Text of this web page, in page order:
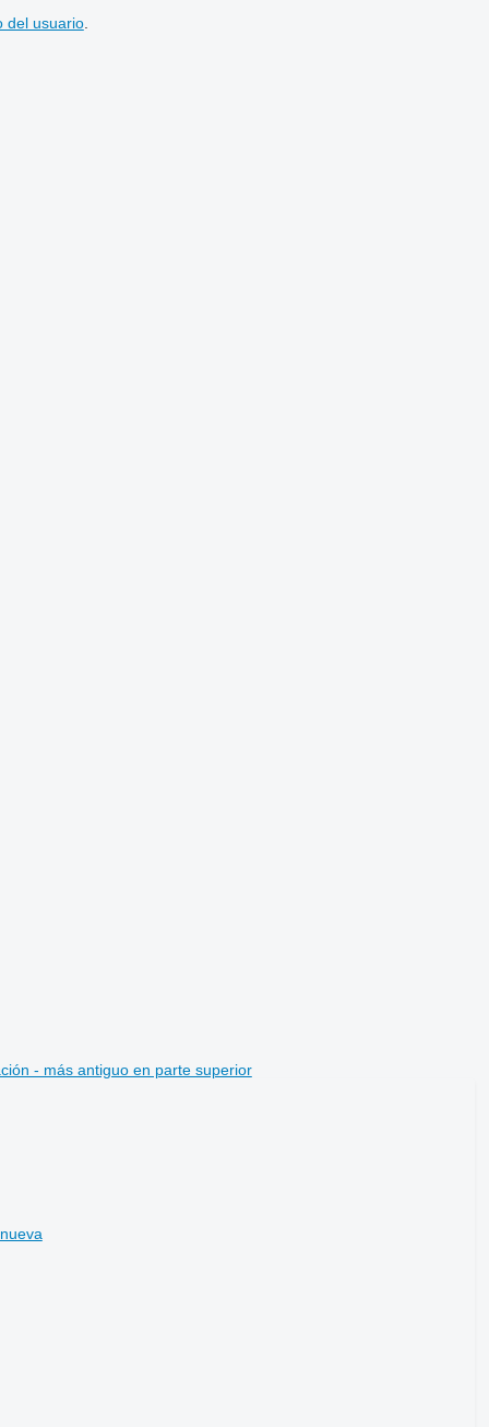
del usuario.
- más antiguo en parte superior